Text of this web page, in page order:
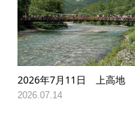
2026年7月11日 上高地
2026.07.14